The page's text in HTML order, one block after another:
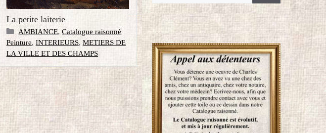
La petite laiterie
Catégories
AMBIANCE,Catalogue raisonné
Peinture, INTERIEURS, METIERS DE
LA VILLE ET DES CHAMPS